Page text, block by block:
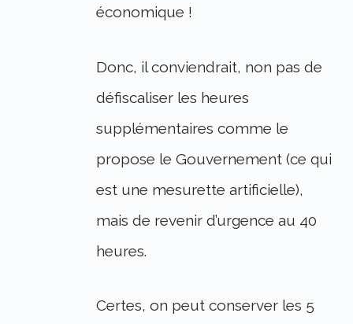
économique !
Donc, il conviendrait, non pas de
défiscaliser les heures
supplémentaires comme le
propose le Gouvernement (ce qui
est une mesurette artificielle),
mais de revenir d’urgence au 40
heures.
Certes, on peut conserver les 5